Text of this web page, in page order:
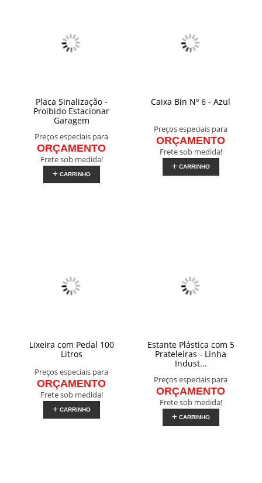
Placa Sinalização -
Proibido Estacionar
Garagem
Preços especiais para
ORÇAMENTO
Frete sob medida!
CARRINHO
Caixa Bin Nº 6 - Azul
Preços especiais para
ORÇAMENTO
Frete sob medida!
CARRINHO
Lixeira com Pedal 100
Litros
Preços especiais para
ORÇAMENTO
Frete sob medida!
CARRINHO
Estante Plástica com 5
Prateleiras - Linha
Indust...
Preços especiais para
ORÇAMENTO
Frete sob medida!
CARRINHO